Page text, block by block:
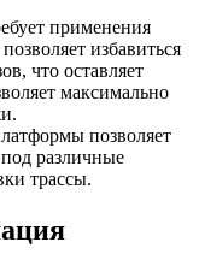
применения
избавиться
что оставляет
максимально
позволяет
различные
трассы.